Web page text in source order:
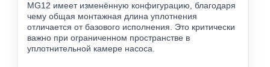
MG12 имеет изменённую конфигурацию, благодаря
чему общая монтажная длина уплотнения
отличается от базового исполнения. Это критически
важно при ограниченном пространстве в
уплотнительной камере насоса.